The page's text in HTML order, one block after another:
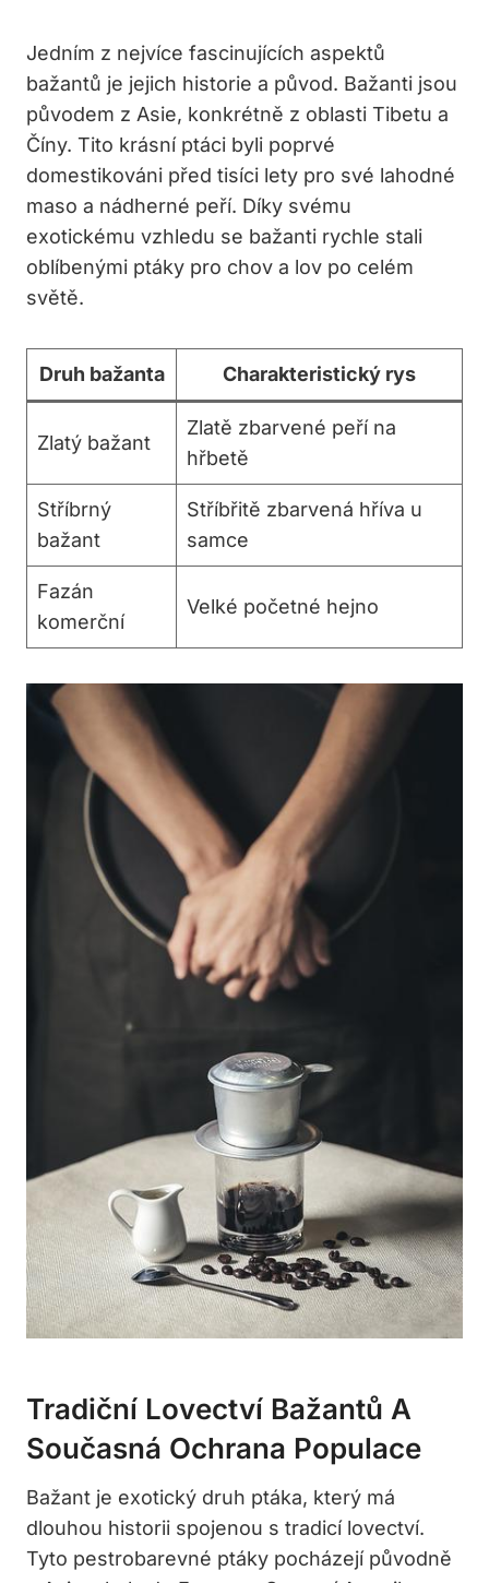
Jedním z nejvíce fascinujících aspektů
bažantů je jejich historie a původ. Bažanti jsou
původem z Asie, konkrétně z oblasti Tibetu a
Číny. Tito krásní ptáci byli poprvé
domestikováni před tisíci lety pro své lahodné
maso a nádherné peří. Díky svému
exotickému vzhledu se bažanti rychle stali
oblíbenými ptáky pro chov a lov po celém
světě.
Druh bažanta Charakteristický rys
Zlatý bažant
Zlatě zbarvené peří na
hřbetě
Stříbrný
bažant
Stříbřitě zbarvená hříva u
samce
Fazán
komerční
Velké početné hejno
Tradiční Lovectví Bažantů A
Současná Ochrana Populace
Bažant je exotický druh ptáka, který má
dlouhou historii spojenou s tradicí lovectví.
Tyto pestrobarevné ptáky pocházejí původně